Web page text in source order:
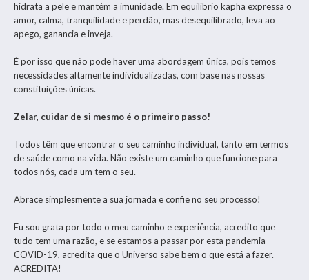
hidrata a pele e mantém a imunidade. Em equilíbrio kapha expressa o
amor, calma, tranquilidade e perdão, mas desequilibrado, leva ao
apego, ganancia e inveja.
É por isso que não pode haver uma abordagem única, pois temos
necessidades altamente individualizadas, com base nas nossas
constituições únicas.
Zelar, cuidar de si mesmo é o primeiro passo!
Todos têm que encontrar o seu caminho individual, tanto em termos
de saúde como na vida. Não existe um caminho que funcione para
todos nós, cada um tem o seu.
Abrace simplesmente a sua jornada e confie no seu processo!
Eu sou grata por todo o meu caminho e experiência, acredito que
tudo tem uma razão, e se estamos a passar por esta pandemia
COVID-19, acredita que o Universo sabe bem o que está a fazer.
ACREDITA!